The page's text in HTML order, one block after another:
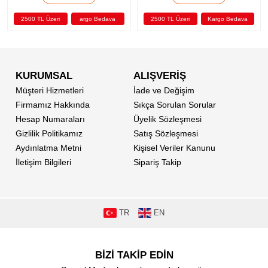
argo Bedava 2500 TL Üzeri Kargo Bedava 2500 TL
KURUMSAL
Müşteri Hizmetleri
Firmamız Hakkında
Hesap Numaraları
Gizlilik Politikamız
Aydınlatma Metni
İletişim Bilgileri
ALIŞVERİŞ
İade ve Değişim
Sıkça Sorulan Sorular
Üyelik Sözleşmesi
Satış Sözleşmesi
Kişisel Veriler Kanunu
Sipariş Takip
TR EN
BİZİ TAKİP EDİN